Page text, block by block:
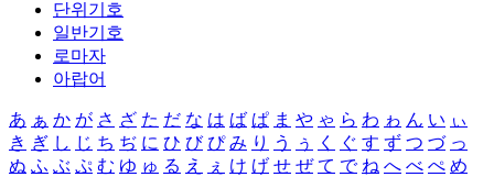
단위기호
일반기호
로마자
아랍어
あ ぁ か が さ ざ た だ な は ば ぱ ま や ゃ ら わ ゎ ん い ぃ
き ぎ し じ ち ぢ に ひ び ぴ み り う ぅ く ぐ す ず つ づ っ
ぬ ふ ぶ ぷ む ゆ ゅ る え ぇ け げ せ ぜ て で ね へ べ ぺ め